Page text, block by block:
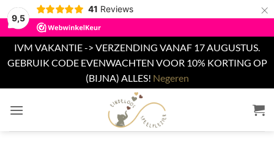
9,5
41 Reviews ×
IVM VAKANTIE -> VERZENDING VANAF 17 AUGUSTUS.
GEBRUIK CODE EVENWACHTEN VOOR 10% KORTING OP
(BIJNA) ALLES! Negeren
naar